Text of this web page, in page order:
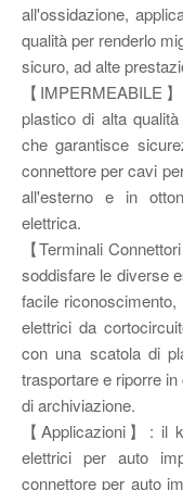
all'ossidazione,
qualità per renderlo
sicuro, ad alte
【IMPERMEABILE
plastico di alta
che garantisce
connettore per cavi
all'esterno e in
elettrica.
【Terminali
soddisfare le diverse
facile
elettrici da
con una scatola di
trasportare e riporre
di archiviazione.
【Applicazioni】: il
elettrici per auto
connettore per auto